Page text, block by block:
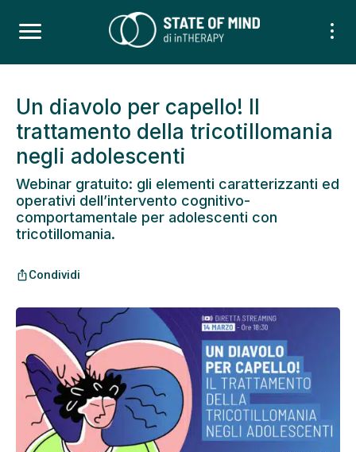
Un diavolo per capello! Il
trattamento della tricotillomania
negli adolescenti
Webinar gratuito: gli elementi caratterizzanti ed
operativi dell’intervento cognitivo-
comportamentale per adolescenti con
tricotillomania.
ios_shareCondividi